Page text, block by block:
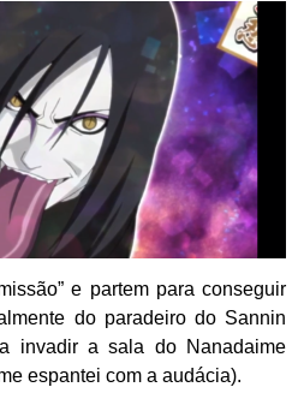
e partem para conseguir
do paradeiro do Sannin
invadir a sala do Nanadaime
espantei com a audácia).